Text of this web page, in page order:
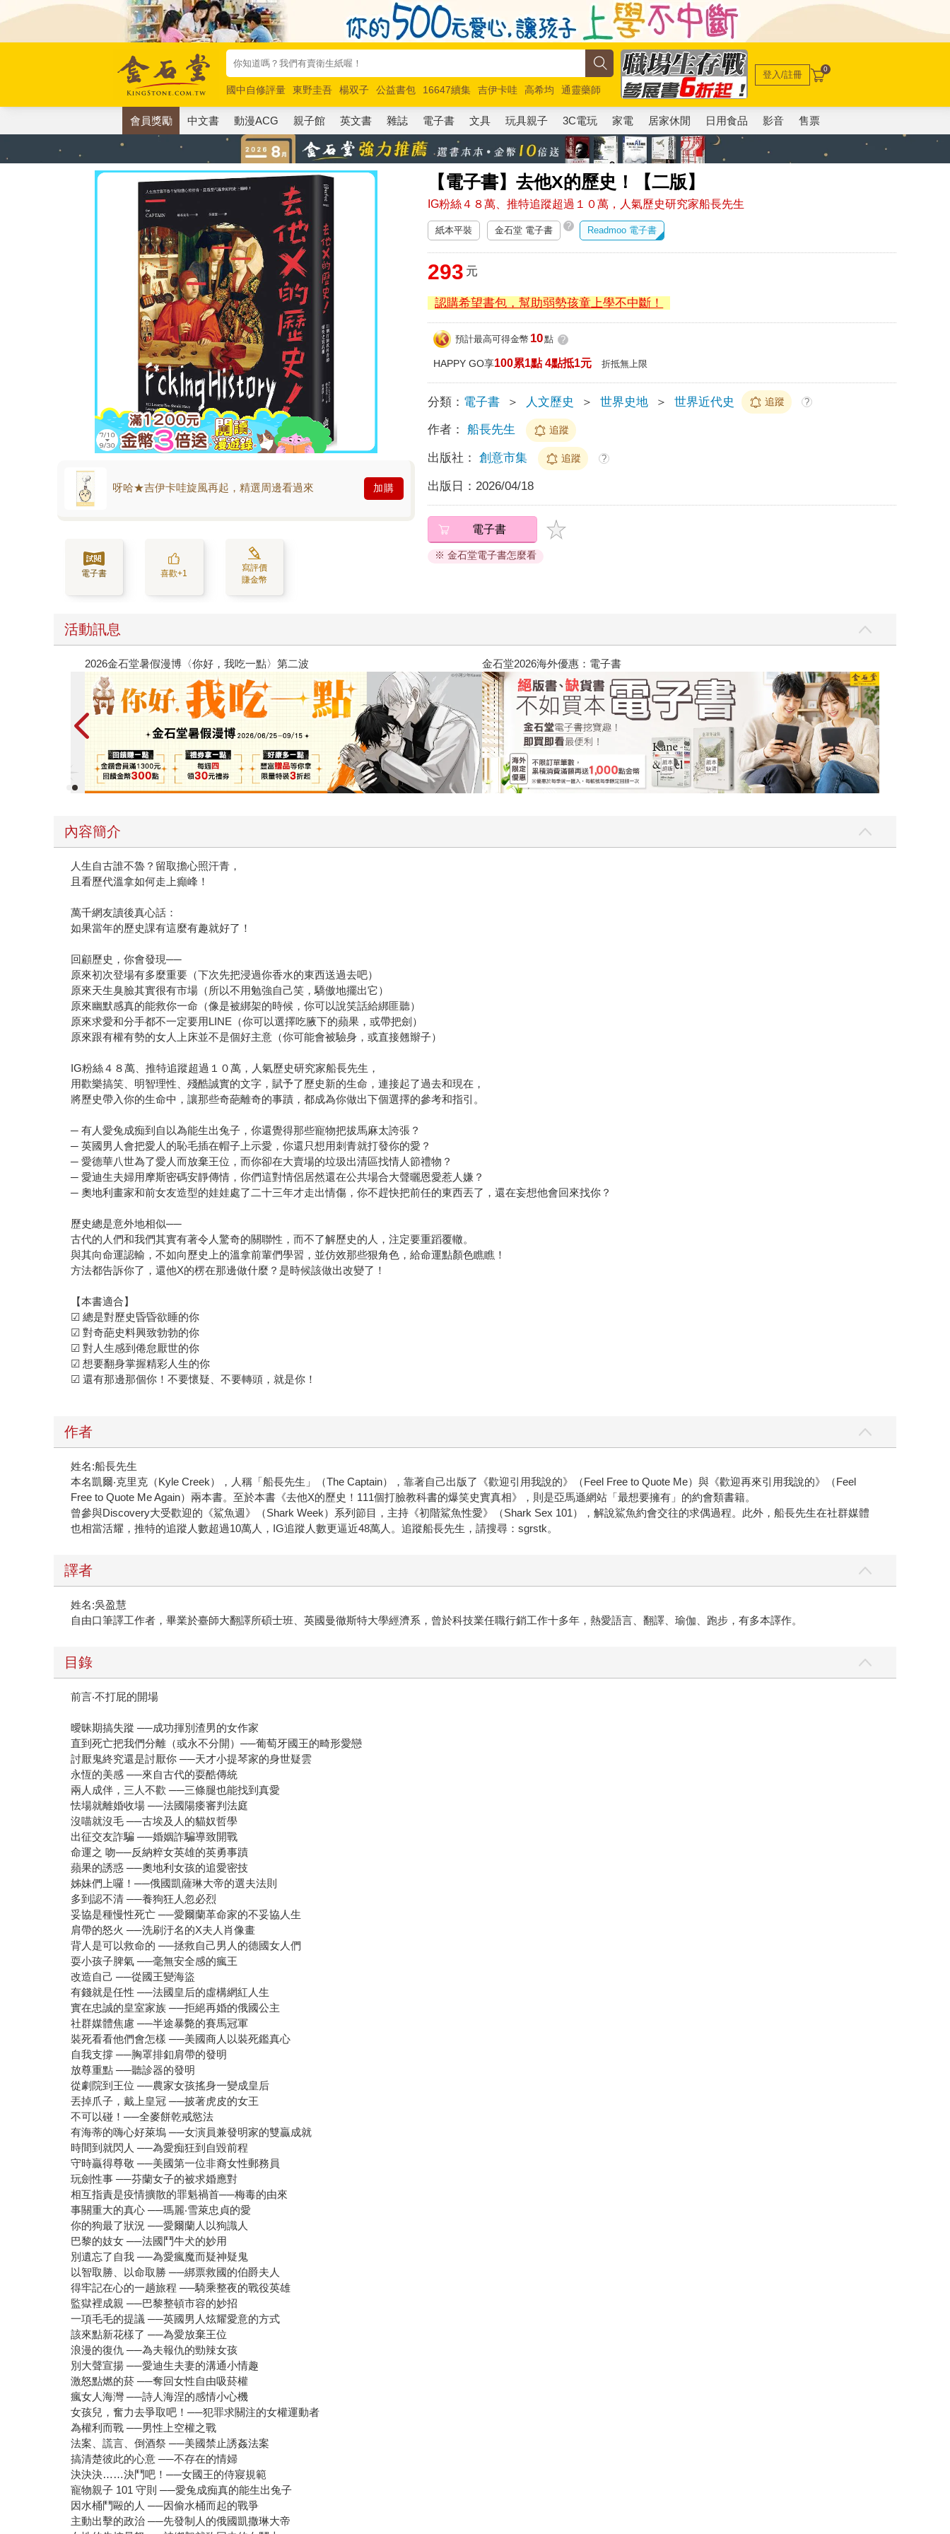
國中自修評量 東野圭吾 楊双子 公益書包 16647續集 吉伊卡哇 高希均
通靈藥師
唯紅花綻放
奧德賽 路邊攤新作 馬斯克 玩具總動員5 超慢跑
登入/註冊 0
會員獎勵 中文書 動漫ACG 親子館 英文書 雜誌 電子書 文具 玩具親子 3C電玩 家電 居家休閒 日用食品 影音 售票
【電子書】去他X的歷史！【二版】
IG粉絲４８萬、推特追蹤超過１０萬，人氣歷史研究家船長先生
呀哈★吉伊卡哇旋風再起，精選周邊看過來 加購
電子書 喜歡+1
寫評價
賺金幣
紙本平裝 金石堂 電子書 ? Readmoo 電子書
293 元
認購希望書包，幫助弱勢孩童上學不中斷！
預計最高可得金幣 10點 ?
HAPPY GO享100累1點 4點抵1元 折抵無上限
分類： 電子書 ＞ 人文歷史 ＞ 世界史地 ＞ 世界近代史 追蹤 ?
作者： 船長先生 追蹤
出版社： 創意市集 追蹤 ?
出版日： 2026/04/18
電子書
※ 金石堂電子書怎麼看
活動訊息
春光ｘ奇幻基地｜全書系展 2026金石堂暑假漫博〈你好，我吃一點〉第二波
內容簡介
人生自古誰不魯？留取擔心照汗青，
且看歷代溫拿如何走上癲峰！
萬千網友讀後真心話：
如果當年的歷史課有這麼有趣就好了！
回顧歷史，你會發現──
原來初次登場有多麼重要（下次先把浸過你香水的東西送過去吧）
原來天生臭臉其實很有市場（所以不用勉強自己笑，驕傲地擺出它）
原來幽默感真的能救你一命（像是被綁架的時候，你可以說笑話給綁匪聽）
原來求愛和分手都不一定要用LINE（你可以選擇吃腋下的蘋果，或帶把劍）
原來跟有權有勢的女人上床並不是個好主意（你可能會被驗身，或直接翹辮子）
IG粉絲４８萬、推特追蹤超過１０萬，人氣歷史研究家船長先生，
用歡樂搞笑、明智理性、殘酷誠實的文字，賦予了歷史新的生命，連接起了過去和現在，
將歷史帶入你的生命中，讓那些奇葩離奇的事蹟，都成為你做出下個選擇的參考和指引。
─ 有人愛兔成痴到自以為能生出兔子，你還覺得那些寵物把拔馬麻太誇張？
─ 英國男人會把愛人的恥毛插在帽子上示愛，你還只想用刺青就打發你的愛？
─ 愛德華八世為了愛人而放棄王位，而你卻在大賣場的垃圾出清區找情人節禮物？
─ 愛迪生夫婦用摩斯密碼安靜傳情，你們這對情侶居然還在公共場合大聲曬恩愛惹人嫌？
─ 奧地利畫家和前女友造型的娃娃處了二十三年才走出情傷，你不趕快把前任的東西丟了，還在妄想他會回來找你？
歷史總是意外地相似──
古代的人們和我們其實有著令人驚奇的關聯性，而不了解歷史的人，注定要重蹈覆轍。
與其向命運認輸，不如向歷史上的溫拿前輩們學習，並仿效那些狠角色，給命運點顏色瞧瞧！
方法都告訴你了，還他X的楞在那邊做什麼？是時候該做出改變了！
【本書適合】
☑ 總是對歷史昏昏欲睡的你
☑ 對奇葩史料興致勃勃的你
☑ 對人生感到倦怠厭世的你
☑ 想要翻身掌握精彩人生的你
☑ 還有那邊那個你！不要懷疑、不要轉頭，就是你！
作者
姓名:船長先生
本名凱爾‧克里克（Kyle Creek），人稱「船長先生」（The Captain），靠著自己出版了《歡迎引用我說的》（Feel Free to Quote Me）與《歡迎再來引用我說的》（Feel
Free to Quote Me Again）兩本書。至於本書《去他X的歷史！111個打臉教科書的爆笑史實真相》，則是亞馬遜網站「最想要擁有」的約會類書籍。
曾參與Discovery大受歡迎的《鯊魚週》（Shark Week）系列節目，主持《初階鯊魚性愛》（Shark Sex 101），解說鯊魚約會交往的求偶過程。此外，船長先生在社群媒體
也相當活耀，推特的追蹤人數超過10萬人，IG追蹤人數更逼近48萬人。追蹤船長先生，請搜尋：sgrstk。
譯者
姓名:吳盈慧
自由口筆譯工作者，畢業於臺師大翻譯所碩士班、英國曼徹斯特大學經濟系，曾於科技業任職行銷工作十多年，熱愛語言、翻譯、瑜伽、跑步，有多本譯作。
目錄
前言‧不打屁的開場
曖昧期搞失蹤 ──成功揮別渣男的女作家
直到死亡把我們分離（或永不分開）──葡萄牙國王的畸形愛戀
討厭鬼終究還是討厭你 ──天才小提琴家的身世疑雲
永恆的美感 ──來自古代的耍酷傳統
兩人成伴，三人不歡 ──三條腿也能找到真愛
怯場就離婚收場 ──法國陽痿審判法庭
沒喵就沒毛 ──古埃及人的貓奴哲學
出征交友詐騙 ──婚姻詐騙導致開戰
命運之 吻──反納粹女英雄的英勇事蹟
蘋果的誘惑 ──奧地利女孩的追愛密技
姊妹們上囉！──俄國凱薩琳大帝的選夫法則
多到認不清 ──養狗狂人忽必烈
妥協是種慢性死亡 ──愛爾蘭革命家的不妥協人生
肩帶的怒火 ──洗刷汙名的X夫人肖像畫
背人是可以救命的 ──拯救自己男人的德國女人們
耍小孩子脾氣 ──毫無安全感的瘋王
改造自己 ──從國王變海盜
有錢就是任性 ──法國皇后的虛構網紅人生
實在忠誠的皇室家族 ──拒絕再婚的俄國公主
社群媒體焦慮 ──半途暴斃的賽馬冠軍
裝死看看他們會怎樣 ──美國商人以裝死鑑真心
自我支撐 ──胸罩排釦肩帶的發明
放尊重點 ──聽診器的發明
從劇院到王位 ──農家女孩搖身一變成皇后
丟掉爪子，戴上皇冠 ──披著虎皮的女王
不可以碰！──全麥餅乾戒慾法
有海蒂的嗨心好萊塢 ──女演員兼發明家的雙贏成就
時間到就閃人 ──為愛痴狂到自毀前程
守時贏得尊敬 ──美國第一位非裔女性郵務員
玩劍性事 ──芬蘭女子的被求婚應對
相互指責是疫情擴散的罪魁禍首──梅毒的由來
事關重大的真心 ──瑪麗‧雪萊忠貞的愛
你的狗最了狀況 ──愛爾蘭人以狗識人
巴黎的妓女 ──法國鬥牛犬的妙用
別遺忘了自我 ──為愛瘋魔而疑神疑鬼
以智取勝、以命取勝 ──綁票救國的伯爵夫人
得牢記在心的一趟旅程 ──騎乘整夜的戰役英雄
監獄裡成親 ──巴黎整頓市容的妙招
一項毛毛的提議 ──英國男人炫耀愛意的方式
該來點新花樣了 ──為愛放棄王位
浪漫的復仇 ──為夫報仇的勁辣女孩
別大聲宣揚 ──愛迪生夫妻的溝通小情趣
激怒點燃的菸 ──奪回女性自由吸菸權
瘋女人海灣 ──詩人海涅的感情小心機
女孩兒，奮力去爭取吧！──犯罪求關注的女權運動者
為權利而戰 ──男性上空權之戰
法案、謊言、倒酒祭 ──美國禁止誘姦法案
搞清楚彼此的心意 ──不存在的情婦
決決決……決鬥吧！──女國王的侍寢規範
寵物親子 101 守則 ──愛兔成痴真的能生出兔子
因水桶鬥毆的人 ──因偷水桶而起的戰爭
主動出擊的政治 ──先發制人的俄國凱撒琳大帝